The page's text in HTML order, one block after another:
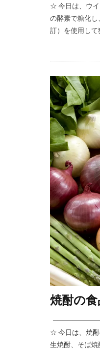
☆ 今日は、ウイ
の酵素で糖化
訂）を使用し
焼酎の
☆ 今日は、焼酎
生焼酎、そば